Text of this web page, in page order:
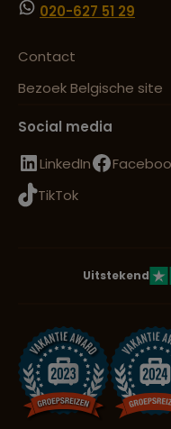
020-627 51 29
Contact
Bezoek Belgische site
Social media
LinkedIn
TikTok
Uitstekend